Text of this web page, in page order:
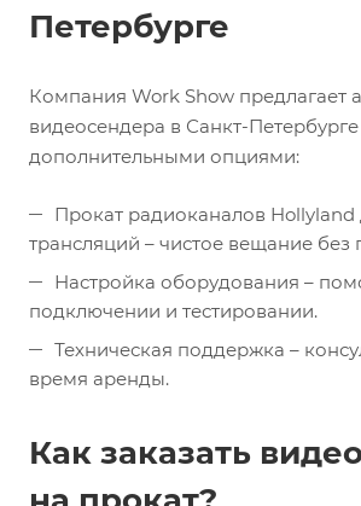
Петербурге
Компания Work Show предлагает
видеосендера в Санкт-Петербурге
дополнительными опциями:
Прокат радиоканалов Hollyland
трансляций – чистое вещание без
Настройка оборудования –
подключении и тестировании.
Техническая поддержка –
время аренды.
Как заказать